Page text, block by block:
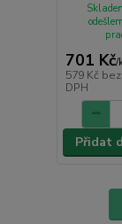
701 Kč/
579 Kč bez
DPH
Přidat